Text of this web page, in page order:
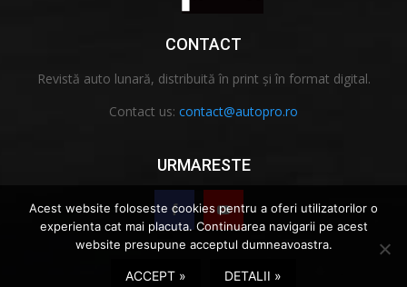
CONTACT
Revistă auto lunară, distribuită în print și în format digital.
Contact us: contact@autopro.ro
URMARESTE
Acest website foloseste cookies pentru a oferi utilizatorilor o
experienta cat mai placuta. Continuarea navigarii pe acest
website presupune acceptul dumneavoastra.
ACCEPT » DETALII »